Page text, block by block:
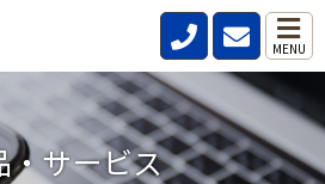
MENU
・サービス